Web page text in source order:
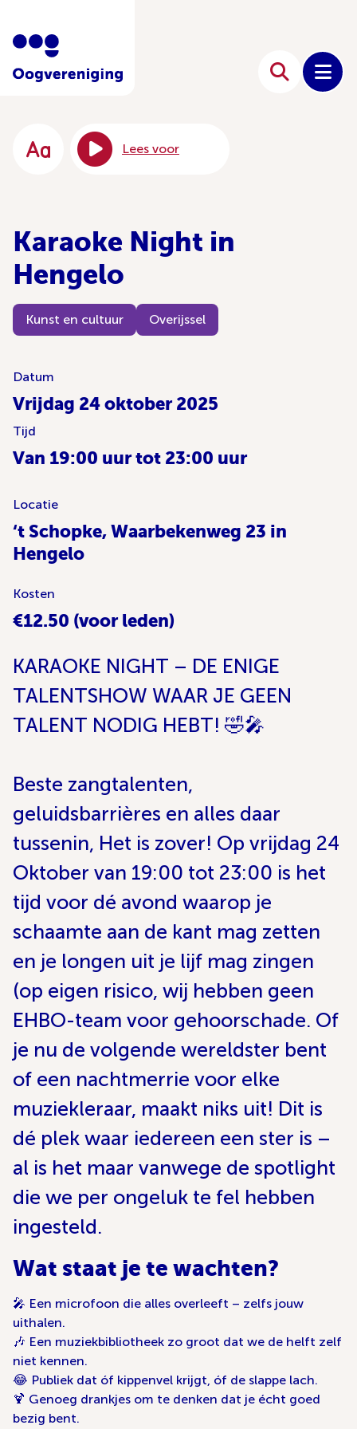
Lees voor
Karaoke Night in
Hengelo
Kunst en cultuur Overijssel
Datum
Vrijdag 24 oktober 2025
Tijd
Van 19:00 uur tot 23:00 uur
Locatie
‘t Schopke, Waarbekenweg 23 in
Hengelo
Kosten
€12.50 (voor leden)
KARAOKE NIGHT – DE ENIGE
TALENTSHOW WAAR JE GEEN
TALENT NODIG HEBT! 🤣🎤
Beste zangtalenten,
geluidsbarrières en alles daar
tussenin, Het is zover! Op vrijdag 24
Oktober van 19:00 tot 23:00 is het
tijd voor dé avond waarop je
schaamte aan de kant mag zetten
en je longen uit je lijf mag zingen
(op eigen risico, wij hebben geen
EHBO-team voor gehoorschade. Of
je nu de volgende wereldster bent
of een nachtmerrie voor elke
muziekleraar, maakt niks uit! Dit is
dé plek waar iedereen een ster is –
al is het maar vanwege de spotlight
die we per ongeluk te fel hebben
ingesteld.
Wat staat je te wachten?
🎤 Een microfoon die alles overleeft – zelfs jouw
uithalen.
🎶 Een muziekbibliotheek zo groot dat we de helft zelf
niet kennen.
😂 Publiek dat óf kippenvel krijgt, óf de slappe lach.
🍹 Genoeg drankjes om te denken dat je écht goed
bezig bent.